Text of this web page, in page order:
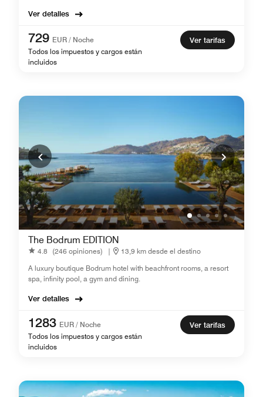
Ver detalles
729 EUR / Noche
Todos los impuestos y cargos están
incluidos
Ver tarifas
The Bodrum EDITION
4.8 (246 opiniones) |
13,9 km desde el destino
A luxury boutique Bodrum hotel with beachfront rooms, a resort
spa, infinity pool, a gym and dining.
Ver detalles
1283 EUR / Noche
Todos los impuestos y cargos están
incluidos
Ver tarifas